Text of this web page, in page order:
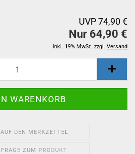
UVP 74,90 €
Nur 64,90 €
inkl. 19% MwSt. zzgl. Versand
AUF DEN MERKZETTEL
FRAGE ZUM PRODUKT